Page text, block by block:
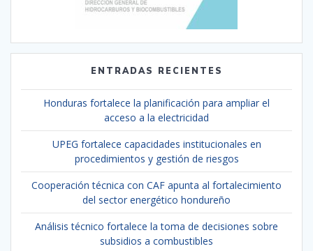
ENTRADAS RECIENTES
Honduras fortalece la planificación para ampliar el
acceso a la electricidad
UPEG fortalece capacidades institucionales en
procedimientos y gestión de riesgos
Cooperación técnica con CAF apunta al fortalecimiento
del sector energético hondureño
Análisis técnico fortalece la toma de decisiones sobre
subsidios a combustibles